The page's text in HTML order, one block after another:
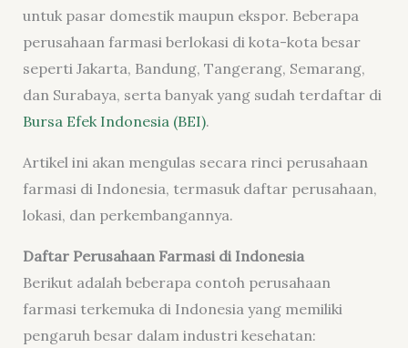
untuk pasar domestik maupun ekspor. Beberapa
perusahaan farmasi berlokasi di kota-kota besar
seperti Jakarta, Bandung, Tangerang, Semarang,
dan Surabaya, serta banyak yang sudah terdaftar di
Bursa Efek Indonesia (BEI).
Artikel ini akan mengulas secara rinci perusahaan
farmasi di Indonesia, termasuk daftar perusahaan,
lokasi, dan perkembangannya.
Daftar Perusahaan Farmasi di Indonesia
Berikut adalah beberapa contoh perusahaan
farmasi terkemuka di Indonesia yang memiliki
pengaruh besar dalam industri kesehatan: